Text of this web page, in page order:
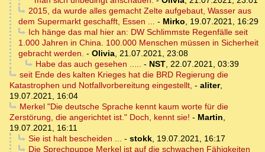
2015, da wurde alles gemacht Zelte aufgebaut, Wasser aus
dem Supermarkt geschafft, Essen ... - Mirko, 19.07.2021, 16:29
Ich hänge das mal hier an: DW Schlimmste Regenfälle seit
1.000 Jahren in China. 100.000 Menschen müssen in Sicherheit
gebracht werden. - Olivia, 21.07.2021, 23:08
Habe das auch gesehen ..... - NST, 22.07.2021, 03:39
seit Ende des kalten Krieges hat die BRD Regierung die
Katastrophen und Notfallvorbereitung eingestellt, - aliter,
19.07.2021, 16:04
Merkel "Die deutsche Sprache kennt kaum worte für die
Zerstörung, die angerichtet ist." Doch, kennt sie! - Martin,
19.07.2021, 16:11
Sie ist halt bescheiden ... - stokk, 19.07.2021, 16:17
Die Sprechpuppe Merkel ist auf die schwachen Fähigkeiten